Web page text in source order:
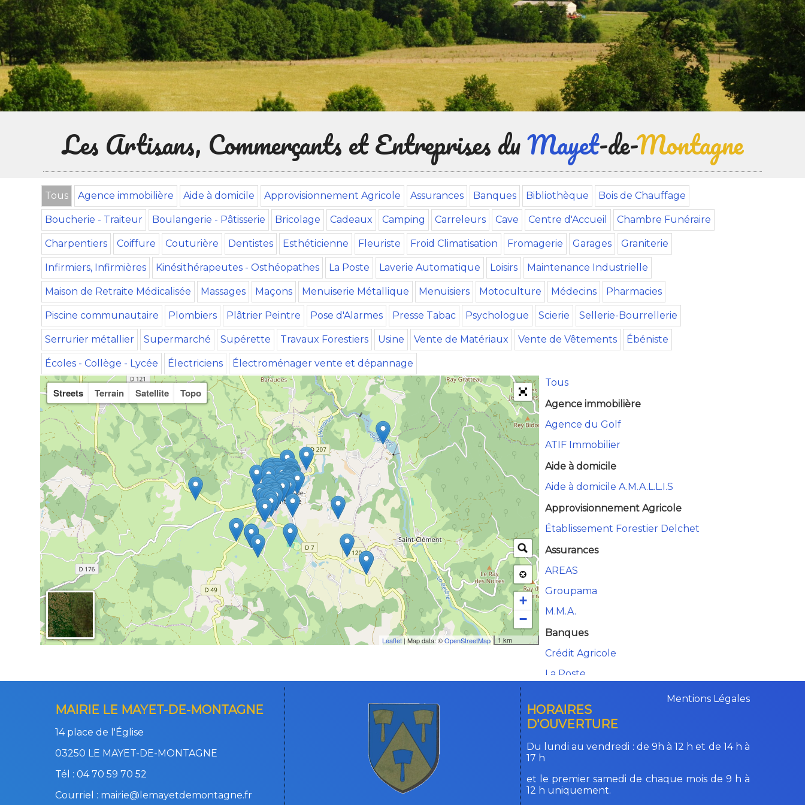
Les Artisans, Commerçants et Entreprises duMayet-de-Montagne
Tous Agence immobilière Aide à domicile Approvisionnement Agricole Assurances Banques Bibliothèque Bois de Chauffage
Boucherie - Traiteur Boulangerie - Pâtisserie Bricolage Cadeaux Camping Carreleurs Cave Centre d'Accueil Chambre Funéraire
Charpentiers Coiffure Couturière Dentistes Esthéticienne Fleuriste Froid Climatisation Fromagerie Garages Graniterie
Infirmiers, Infirmières Kinésithérapeutes - Osthéopathes La Poste Laverie Automatique Loisirs Maintenance Industrielle
Maison de Retraite Médicalisée Massages Maçons Menuiserie Métallique Menuisiers Motoculture Médecins Pharmacies
Piscine communautaire Plombiers Plâtrier Peintre Pose d'Alarmes Presse Tabac Psychologue Scierie Sellerie-Bourrellerie
Serrurier métallier Supermarché Supérette Travaux Forestiers Usine Vente de Matériaux Vente de Vêtements Ébéniste
Écoles - Collège - Lycée Électriciens Électroménager vente et dépannage
Streets Terrain Satellite Topo
+
−
1 km
Leaflet| Map data: ©OpenStreetMap
Tous
Agence immobilière
Agence du Golf
ATIF Immobilier
Aide à domicile
Aide à domicile A.M.A.L.L.I.S
Approvisionnement Agricole
Établissement Forestier Delchet
Assurances
AREAS
Groupama
M.M.A.
Banques
Crédit Agricole
La Poste
Bibliothèque
Boucherie - Traiteur
MAISON MUZEAUD Eric
MAIRIE LE MAYET-DE-MONTAGNE
14 place de l'Église
03250 LE MAYET-DE-MONTAGNE
Tél : 04 70 59 70 52
Courriel : mairie@lemayetdemontagne.fr
Mentions Légales
HORAIRES
D'OUVERTURE
Du lundi au vendredi : de 9h à 12 h et de 14 h à
17 h
et le premier samedi de chaque mois de 9 h à
12 h uniquement.